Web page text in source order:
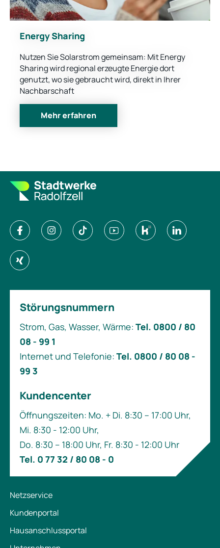
Energy Sharing
Nutzen Sie Solarstrom gemeinsam: Mit Energy
Sharing wird regional erzeugte Energie dort
genutzt, wo sie gebraucht wird, direkt in Ihrer
Nachbarschaft
Mehr erfahren
Störungsnummern
Strom, Gas, Wasser, Wärme: Tel. 0800 / 80
08 - 99 1
Internet und Telefonie: Tel. 0800 / 80 08 -
99 3
Kundencenter
Öffnungszeiten: Mo. + Di. 8:30 – 17:00 Uhr,
Mi. 8:30 - 12:00 Uhr,
Do. 8:30 – 18:00 Uhr, Fr. 8:30 - 12:00 Uhr
Tel. 0 77 32 / 80 08 - 0
Netzservice
Kundenportal
Hausanschlussportal